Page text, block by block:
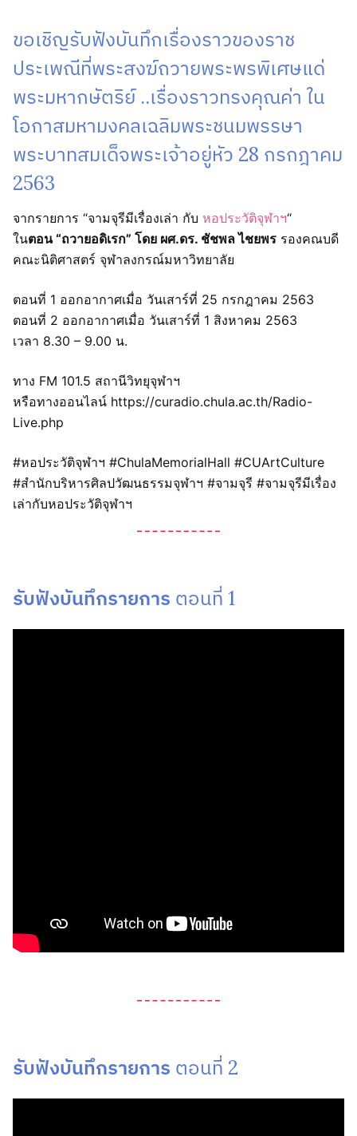
ขอเชิญรับฟังบันทึกเรื่องราวของราช
ประเพณีที่พระสงฆ์ถวายพระพรพิเศษแด่
พระมหากษัตริย์ ..เรื่องราวทรงคุณค่า ใน
โอกาสมหามงคลเฉลิมพระชนมพรรษา
พระบาทสมเด็จพระเจ้าอยู่หัว 28 กรกฎาคม
2563
จากรายการ “จามจุรีมีเรื่องเล่า กับ หอประวัติจุฬาฯ“
ในตอน “ถวายอดิเรก” โดย ผศ.ดร. ชัชพล ไชยพร รองคณบดี
คณะนิติศาสตร์ จุฬาลงกรณ์มหาวิทยาลัย
ตอนที่ 1 ออกอากาศเมื่อ วันเสาร์ที่ 25 กรกฎาคม 2563
ตอนที่ 2 ออกอากาศเมื่อ วันเสาร์ที่ 1 สิงหาคม 2563
เวลา 8.30 – 9.00 น.
ทาง FM 101.5 สถานีวิทยุจุฬาฯ
หรือทางออนไลน์ https://curadio.chula.ac.th/Radio-
Live.php
#หอประวัติจุฬาฯ #ChulaMemorialHall #CUArtCulture
#สำนักบริหารศิลปวัฒนธรรมจุฬาฯ #จามจุรี #จามจุรีมีเรื่อง
เล่ากับหอประวัติจุฬาฯ
รับฟังบันทึกรายการ ตอนที่ 1
รับฟังบันทึกรายการ ตอนที่ 2